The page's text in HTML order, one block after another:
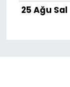
25 Ağu Sal